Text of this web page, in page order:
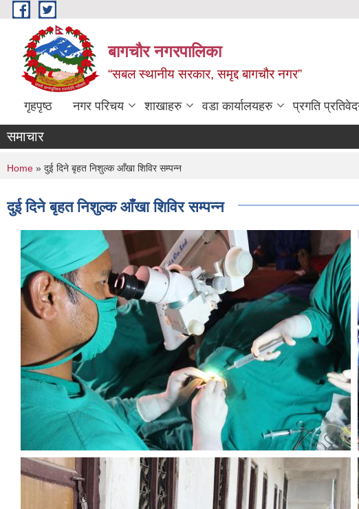
Skip to main content
बागचौर नगरपालिका
“सबल स्थानीय सरकार, समृद्द बागचौर नगर”
गृहपृष्ठ नगर परिचय शाखाहरु वडा ‍कार्यालयहरु प्रगति
समाचार
You are here
Home » दुई दिने बृहत निशुल्क आँखा शिविर सम्पन्न
दुई दिने बृहत निशुल्क आँखा शिविर सम्पन्न